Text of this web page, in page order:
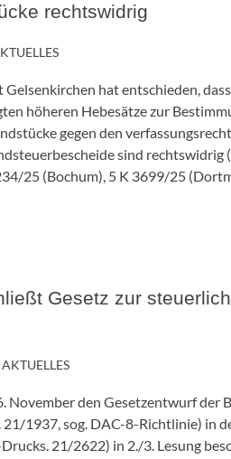
rechtswidrig
hat entschieden,
höheren Hebesätze zur
gegen den
sind rechtswidrig
25 (Bochum), 5 K 3699/25
Gesetz zur
AKTUELLES
Novemberden Gesetzentwurf der
1937, sog. DAC-8-Richtlinie) in
21/2622) in 2./3. Lesung